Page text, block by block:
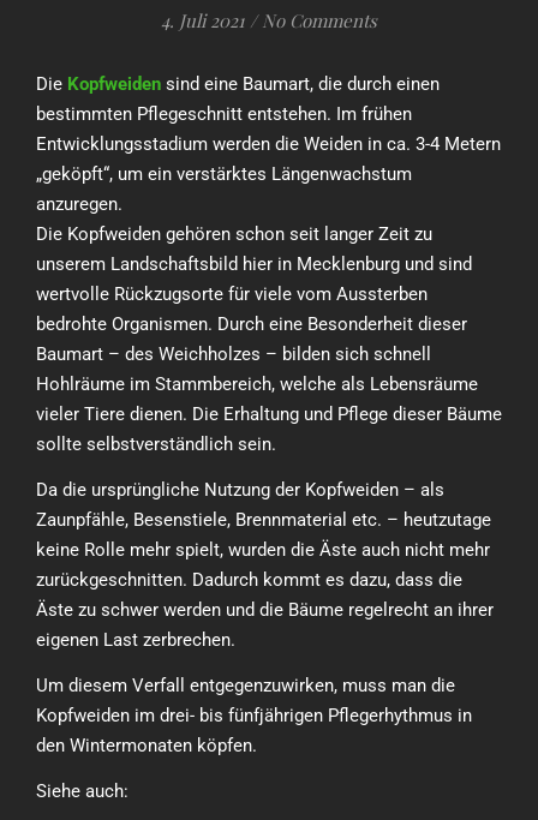
4. Juli 2021 / No Comments
Die Kopfweiden sind eine Baumart, die durch einen
bestimmten Pflegeschnitt entstehen. Im frühen
Entwicklungsstadium werden die Weiden in ca. 3-4 Metern
„geköpft“, um ein verstärktes Längenwachstum
anzuregen.
Die Kopfweiden gehören schon seit langer Zeit zu
unserem Landschaftsbild hier in Mecklenburg und sind
wertvolle Rückzugsorte für viele vom Aussterben
bedrohte Organismen. Durch eine Besonderheit dieser
Baumart – des Weichholzes – bilden sich schnell
Hohlräume im Stammbereich, welche als Lebensräume
vieler Tiere dienen. Die Erhaltung und Pflege dieser Bäume
sollte selbstverständlich sein.
Da die ursprüngliche Nutzung der Kopfweiden – als
Zaunpfähle, Besenstiele, Brennmaterial etc. – heutzutage
keine Rolle mehr spielt, wurden die Äste auch nicht mehr
zurückgeschnitten. Dadurch kommt es dazu, dass die
Äste zu schwer werden und die Bäume regelrecht an ihrer
eigenen Last zerbrechen.
Um diesem Verfall entgegenzuwirken, muss man die
Kopfweiden im drei- bis fünfjährigen Pflegerhythmus in
den Wintermonaten köpfen.
Siehe auch: